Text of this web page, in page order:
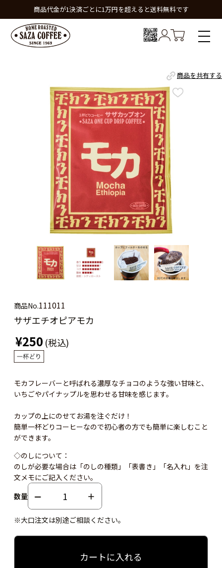
商品代金が1決済ごとに1万円を超えると送料無料です
商品を共有する
商品No.111011
サザエチオピアモカ
¥250 (税込)
モカフレーバーと呼ばれる濃厚なチョコのような強い甘味と、
いちごやパイナップルを思わせる甘味を感じます。
カップの上にのせてお湯を注ぐだけ！
簡単一杯どりコーヒーなので初心者の方でも簡単に楽しむこと
ができます。
◇のしについて：
のしが必要な場合は「のしの種類」「表書き」「名入れ」を注
文メモにご記入ください。
数量
※大口注文は別途ご相談ください。
カートに入れる